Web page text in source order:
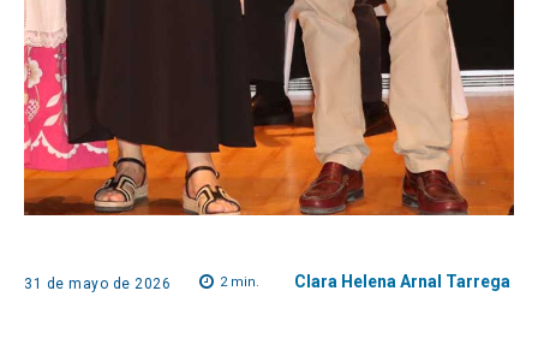
31 de mayo de 2026 2min. Clara Helena Arnal Tarrega